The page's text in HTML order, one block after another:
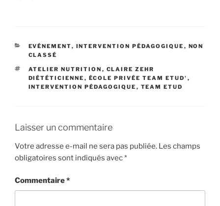
CATÉGORIES
EVÉNEMENT, INTERVENTION PÉDAGOGIQUE , NON
CLASSÉ
ÉTIQUETTES
ATELIER NUTRITION , CLAIRE ZEHR
DIÉTÉTICIENNE , ÉCOLE PRIVÉE TEAM ETUD' ,
INTERVENTION PÉDAGOGIQUE , TEAM ETUD
Laisser un commentaire
Votre adresse e-mail ne sera pas publiée. Les champs
obligatoires sont indiqués avec*
Commentaire*